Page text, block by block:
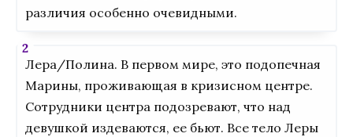
различия особенно очевидными.
Лера/Полина. В первом мире, это подопечная
Марины, проживающая в кризисном центре.
Сотрудники центра подозревают, что над
девушкой издеваются, ее бьют. Все тело Леры